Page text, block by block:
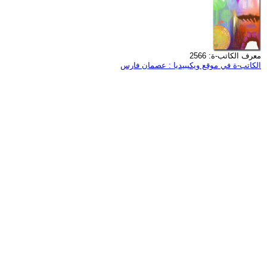
معرف الكاتب-ة: 2566
الكاتب-ة في موقع ويكيبيديا : عصمان فارس